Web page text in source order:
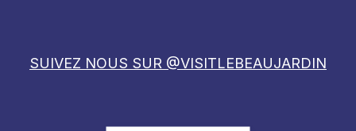
SUIVEZ NOUS SUR @VISITLEBEAUJARDIN